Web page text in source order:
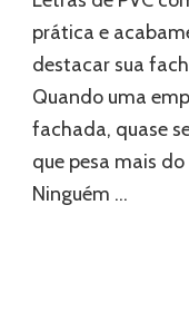
letras
de
em
pouco
tempo
prática e
destacar sua
Quando uma
fachada, quase
que pesa mais
Ninguém …